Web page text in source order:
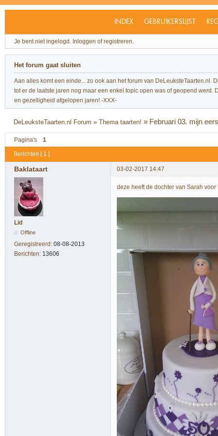
INDEX GEBRUIKERSLIJST
Je bent niet ingelogd. Inloggen of registreren.
Het forum gaat sluiten
Aan alles komt een einde... zo ook aan het forum van
tot er de laatste jaren nog maar een enkel topic open was of geopend
en gezelligheid afgelopen jaren! -XXX-
DeLeuksteTaarten.nl Forum »Thema taarten! » Februari 03. mijn
Pagina's 1
Berichten [ 1 ]
Baklataart 03-02-2017 14:47
Lid
Offline
Geregistreerd: 08-08-2013
Berichten: 13606
deze heeft de dochter van Sarah